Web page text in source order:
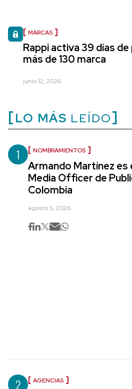
MARCAS
Rappi activa 39 días
más de 130 marca
junio 12, 2026
LO MÁS LEÍDO
1 NOMBRAMIENTOS
Armando Martínez es
Media Officer de
Colombia
agosto 5, 2026
2 AGENCIAS